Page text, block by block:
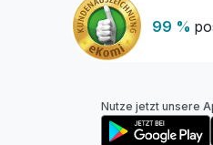
99 %
Nutze jetzt unsere